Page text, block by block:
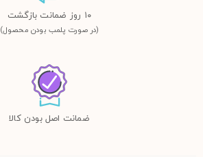
١٠ روز ضمانت بازگشت
(در صورت پلمب بودن محصول)
ضمانت اصل بودن کالا